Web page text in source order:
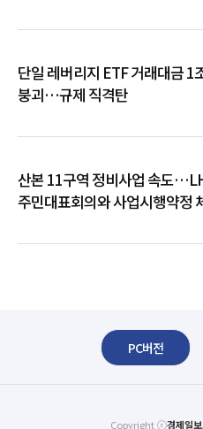
단일 레버리지 ETF 거래대금 1
붕괴…규제 직격탄
산본 11구역 정비사업 속도
주민대표회의와 사업시행약정
PC버전
Copyright ⓒ경제일보